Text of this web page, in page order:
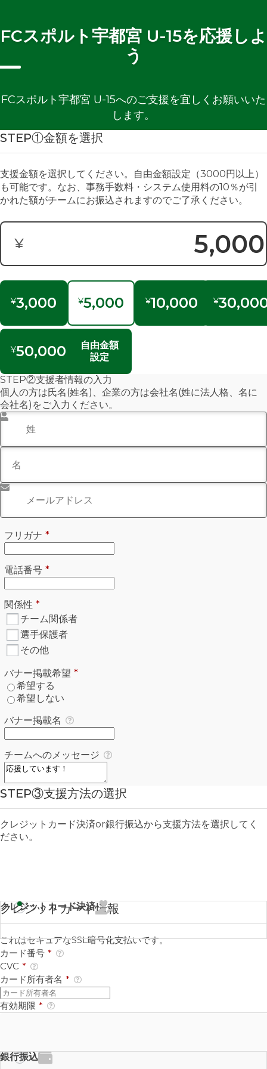
FCスポルト宇都宮 U-15を応援しよ
う
FCスポルト宇都宮 U-15へのご支援を宜しくお願いいた
します。
STEP①金額を選択
支援金額を選択してください。自由金額設定（3000円以上）
も可能です。なお、事務手数料・システム使用料の10％が引
かれた額がチームにお振込されますのでご了承ください。
¥
寄付金額:
¥3,000 ¥5,000 ¥10,000 ¥
¥50,000
自由金額
設定
STEP②支援者情報の入力
個人の方は氏名(姓名)、企業の方は会社名(姓に法人格、名に
会社名)をご入力ください。
姓
名
メールアドレス
フリガナ *必須
電話番号 *必須
関係性 *必須
関係性 *
必須
チーム関係者
選手保護者
その他
バナー掲載希望 *必須
バナー掲載希望 *
希望する
希望しない
バナー掲載名
チームへのメッセージ
STEP③支援方法の選択
クレジットカード決済or銀行振込から支援方法を選択してく
ださい。
クレジットカード決済
クレジットカード情報
これはセキュアなSSL暗号化支払いです。
カード番号 *
CVC *
カード所有者名 *
有効期限 *
銀行振込